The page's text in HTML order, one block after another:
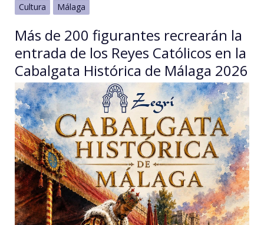
Cultura Málaga
Más de 200 figurantes recrearán la
entrada de los Reyes Católicos en la
Cabalgata Histórica de Málaga 2026